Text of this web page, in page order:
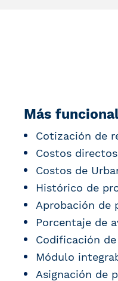
Más
Cotización de
Costos
Costos de
Histórico de
Aprobación de
Porcentaje de
Codificación
Módulo
Asignación de